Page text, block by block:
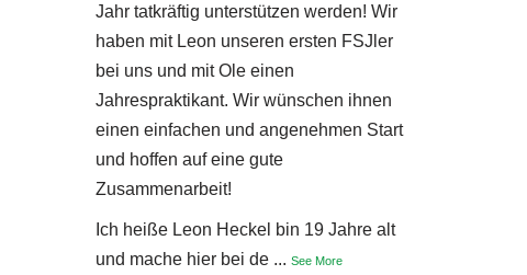
Jahr tatkräftig unterstützen werden! Wir
haben mit Leon unseren ersten FSJler
bei uns und mit Ole einen
Jahrespraktikant. Wir wünschen ihnen
einen einfachen und angenehmen Start
und hoffen auf eine gute
Zusammenarbeit!
Ich heiße Leon Heckel bin 19 Jahre alt
und mache hier bei de ... See More